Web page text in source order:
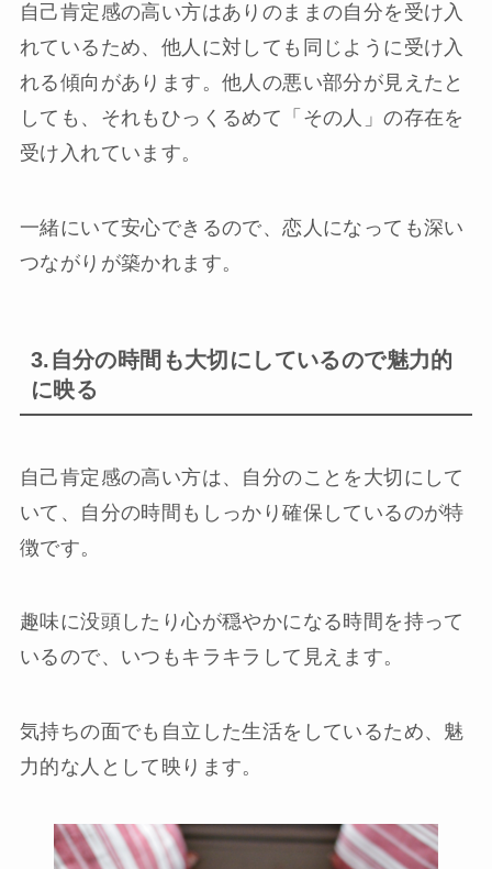
自己肯定感の高い方はありのままの自分を受け入
れているため、他人に対しても同じように受け入
れる傾向があります。他人の悪い部分が見えたと
しても、それもひっくるめて「その人」の存在を
受け入れています。
一緒にいて安心できるので、恋人になっても深い
つながりが築かれます。
3.自分の時間も大切にしているので魅力的
に映る
自己肯定感の高い方は、自分のことを大切にして
いて、自分の時間もしっかり確保しているのが特
徴です。
趣味に没頭したり心が穏やかになる時間を持って
いるので、いつもキラキラして見えます。
気持ちの面でも自立した生活をしているため、魅
力的な人として映ります。